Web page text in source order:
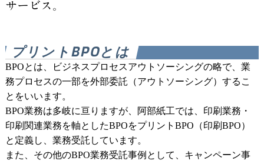
サービス。
プリントBPOとは
BPOとは、ビジネスプロセスアウトソーシングの略で、業
務プロセスの一部を外部委託（アウトソーシング）するこ
とをいいます。
BPO業務は多岐に亘りますが、阿部紙工では、印刷業務・
印刷関連業務を軸としたBPOをプリントBPO（印刷BPO）
と定義し、業務受託しています。
また、その他のBPO業務受託事例として、キャンペーン事